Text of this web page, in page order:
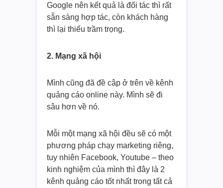
Google nên kết quả là đối tác thì rất
sẵn sàng hợp tác, còn khách hàng
thì lại thiếu trầm trọng.
2. Mạng xã hội
Mình cũng đã đề cập ở trên về kênh
quảng cáo online này. Mình sẽ đi
sâu hơn về nó.
Mỗi một mạng xã hội đều sẽ có một
phương pháp chạy marketing riêng,
tuy nhiên Facebook, Youtube – theo
kinh nghiệm của mình thì đây là 2
kênh quảng cáo tốt nhất trong tất cả